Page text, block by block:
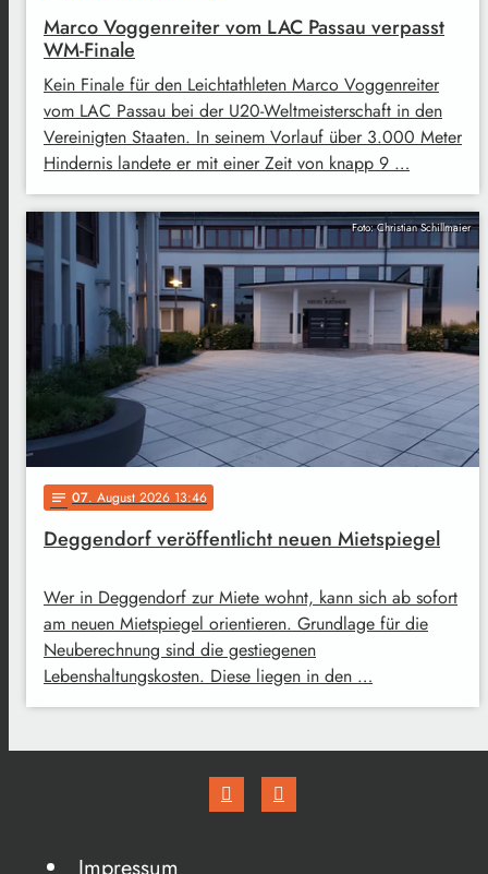
Marco Voggenreiter vom LAC Passau verpasst
WM-Finale
Kein Finale für den Leichtathleten Marco Voggenreiter
vom LAC Passau bei der U20-Weltmeisterschaft in den
Vereinigten Staaten. In seinem Vorlauf über 3.000 Meter
Hindernis landete er mit einer Zeit von knapp 9 …
Foto: Christian Schillmaier
notes 07. August 2026 13:46
Deggendorf veröffentlicht neuen Mietspiegel
Wer in Deggendorf zur Miete wohnt, kann sich ab sofort
am neuen Mietspiegel orientieren. Grundlage für die
Neuberechnung sind die gestiegenen
Lebenshaltungskosten. Diese liegen in den …